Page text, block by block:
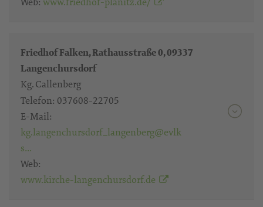
Friedhof Falken, Rathausstraße 0, 09337
Langenchursdorf
Kg. Callenberg
Telefon: 037608-22705
E-Mail:
kg.langenchursdorf_langenberg@evlk
s…
Web:
www.kirche-langenchursdorf.de